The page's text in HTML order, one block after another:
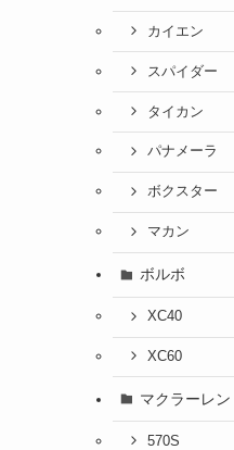
カイエン
スパイダー
タイカン
パナメーラ
ボクスター
マカン
ボルボ
XC40
XC60
マクラーレン
570S